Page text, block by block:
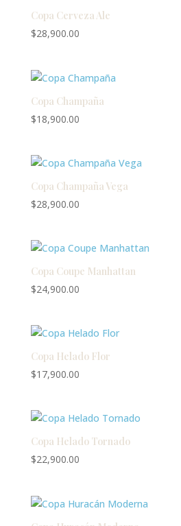
Copa Cerveza Ale
$28,900.00
Copa Champaña
$18,900.00
Copa Champaña Vega
$28,900.00
Copa Coupe Manhattan
$24,900.00
Copa Helado Flor
$17,900.00
Copa Helado Tornado
$22,900.00